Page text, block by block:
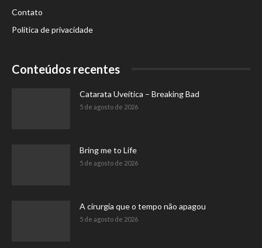
Contato
Política de privacidade
Conteúdos recentes
Catarata Uveítica – Breaking Bad
5 de agosto de 2026
Bring me to Life
5 de agosto de 2026
A cirurgia que o tempo não apagou
5 de agosto de 2026